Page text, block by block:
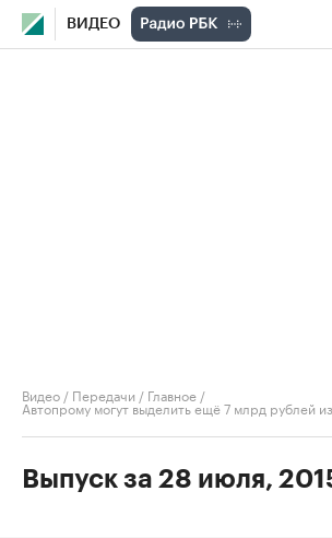
ВИДЕО
Видео / Передачи / Главное /
Автопрому могут выделить ещё 7 млрд рублей
Выпуск за 28 июля,